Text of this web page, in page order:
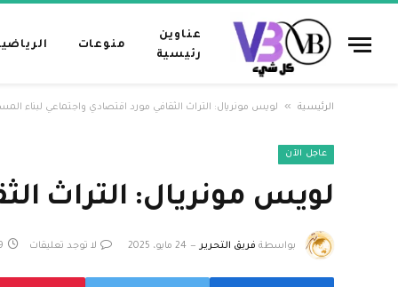
عناوين
رئيسية
منوعات
الرئيسية » لويس مونريال: التراث الثقافي مورد اقتصادي واجتماعي لبناء
عاجل الآن
لويس مونريال: التراث
بواسطة فريق التحرير 24 مايو، 2025 لا توجد تعليقات 9